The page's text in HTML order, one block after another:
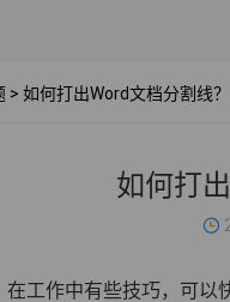
> 如何打出Word文档分割线？
如何打
在工作中有些技巧，可以